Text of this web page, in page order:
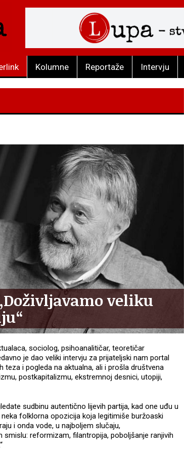
Kolumne Reportaže Intervju
„Doživljavamo veliku
sociolog, psihoanalitičar, teoretičar
je dao veliki intervju za prijateljski nam portal
teza i pogleda na aktualna, ali i prošla društvena
postkapitalizmu, ekstremnoj desnici, utopiji,
sudbinu autentično lijevih partija, kad one uđu u
folklorna opozicija koja legitimiše buržoaski
i onda vode, u najboljem slučaju,
reformizam, filantropija, poboljšanje ranjivih